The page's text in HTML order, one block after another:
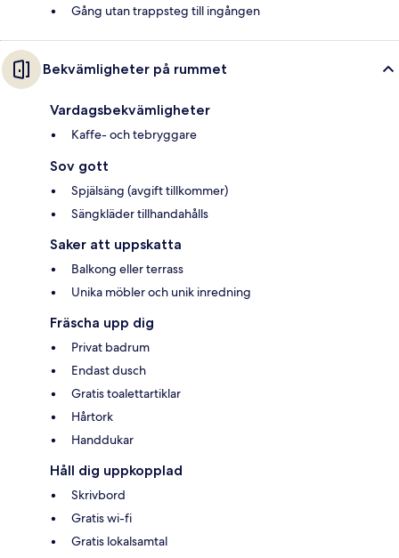
Gång utan trappsteg till ingången
Bekvämligheter på rummet
Vardagsbekvämligheter
Kaffe- och tebryggare
Sov gott
Spjälsäng (avgift tillkommer)
Sängkläder tillhandahålls
Saker att uppskatta
Balkong eller terrass
Unika möbler och unik inredning
Fräscha upp dig
Privat badrum
Endast dusch
Gratis toalettartiklar
Hårtork
Handdukar
Håll dig uppkopplad
Skrivbord
Gratis wi-fi
Gratis lokalsamtal